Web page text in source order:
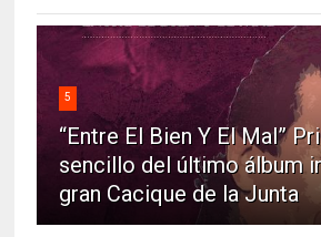
5
“Entre El Bien Y El Mal”
sencillo del último álbum
gran Cacique de la Junta